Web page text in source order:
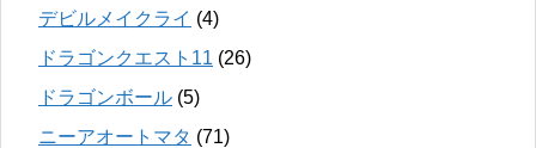
デビルメイクライ (4)
ドラゴンクエスト11 (26)
ドラゴンボール (5)
ニーアオートマタ (71)